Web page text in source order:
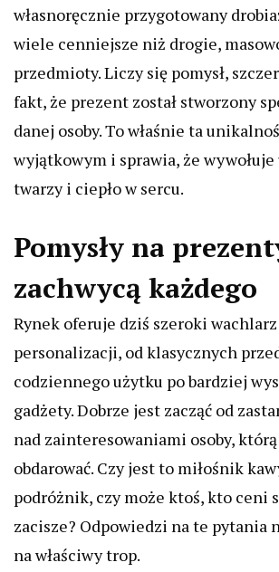
własnoręcznie przygotowany
wiele cenniejsze niż drogie,
przedmioty. Liczy się pomysł,
fakt, że prezent został stworzony
danej osoby. To właśnie ta
wyjątkowym i sprawia, że
twarzy i ciepło w sercu.
Pomysły na
zachwycą każdego
Rynek oferuje dziś szeroki
personalizacji, od klasycznych
codziennego użytku po bardziej
gadżety. Dobrze jest zacząć od
nad zainteresowaniami osoby,
obdarować. Czy jest to miłośnik
podróżnik, czy może ktoś, kto ceni
zacisze? Odpowiedzi na te pytania
na właściwy trop.